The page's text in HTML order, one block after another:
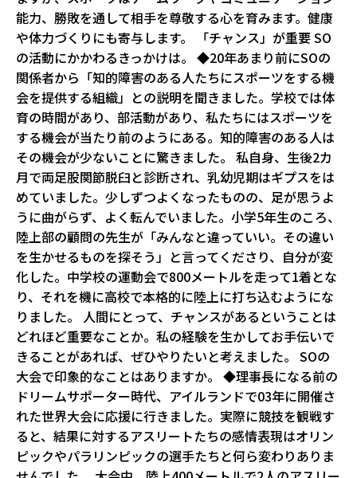
能力、勝敗を通して相手を尊敬する心を育みます。健康
や体力づくりにも寄与します。 「チャンス」が重要 ――SO
の活動にかかわるきっかけは。 ◆20年あまり前にSOの
関係者から「知的障害のある人たちにスポーツをする機
会を提供する組織」との説明を聞きました。学校では体
育の時間があり、部活動があり、私たちにはスポーツを
する機会が当たり前のようにある。知的障害のある人は
その機会が少ないことに驚きました。 私自身、生後2カ
月で両足股関節脱臼と診断され、乳幼児期はギプスをは
めていました。少しずつよくなったものの、足が思うよ
うに曲がらず、よく転んでいました。小学5年生のころ、
陸上部の顧問の先生が「みんなと違っていい。その違い
を生かせるものを探そう」と言ってくださり、自分が変
化した。中学校の運動会で800メートルを走って1着とな
り、それを機に高校で本格的に陸上に打ち込むようにな
りました。 人間にとって、チャンスがあるということは
どれほど重要なことか。私の経験を生かしてお手伝いで
きることがあれば、ぜひやりたいと考えました。 ――SOの
大会で印象的なことはありますか。 ◆理事長になる前の
ドリームサポーター時代、アイルランドで03年に開催さ
れた世界大会に応援に行きました。実際に競技を観戦す
ると、結果に対するアスリートたちの感情表現はオリン
ピックやパラリンピックの選手たちと何ら変わりありま